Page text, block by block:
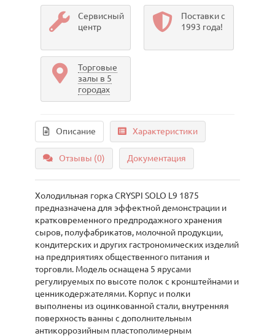
Сервисный
центр
Поставки с
1993 года!
Торговые
залы в 5
городах
Описание Характеристики
Отзывы (0) Документация
Холодильная горка CRYSPI SOLO L9 1875
предназначена для эффектной демонстрации и
кратковременного предпродажного хранения
сыров, полуфабрикатов, молочной продукции,
кондитерских и других гастрономических изделий
на предприятиях общественного питания и
торговли. Модель оснащена 5 ярусами
регулируемых по высоте полок с кронштейнами и
ценникодержателями. Корпус и полки
выполнены из оцинкованной стали, внутренняя
поверхность ванны с дополнительным
антикоррозийным пластополимерным